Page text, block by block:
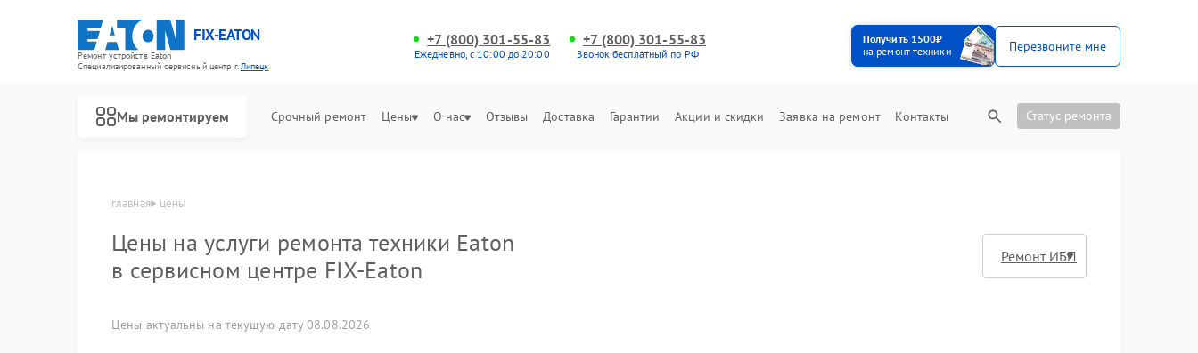
FIX-EATON
Ремонт устройств Eaton
Специализированный cервисный центр г.Липецк
+7 (800) 301-55-83
Ежедневно, с 10:00 до 20:00
+7 (800) 301-55-83
Звонок бесплатный по РФ
Получить 1500₽
на ремонт техники
Перезвоните мне
Мы ремонтируем Срочный ремонт Цены О нас Отзывы Доставка Гарантии Акции и скидки Заявка на ремонт Контакты Статус ремонта
главная цены
Цены на услуги ремонта техники Eaton
в сервисном центре FIX-Eaton
Цены актуальны на текущую дату 08.08.2026